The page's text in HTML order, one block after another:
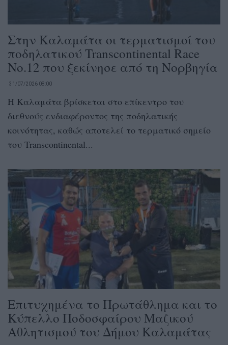
Στην Καλαμάτα οι τερματισμοί του
ποδηλατικού Transcontinental Race
No.12 που ξεκίνησε από τη Νορβηγία
31/07/2026 08:00
Η Καλαμάτα βρίσκεται στο επίκεντρο του
διεθνούς ενδιαφέροντος της ποδηλατικής
κοινότητας, καθώς αποτελεί το τερματικό σημείο
του Transcontinental...
Επιτυχημένα το Πρωτάθλημα και το
Κύπελλο Ποδοσφαίρου Μαζικού
Αθλητισμού του Δήμου Καλαμάτας